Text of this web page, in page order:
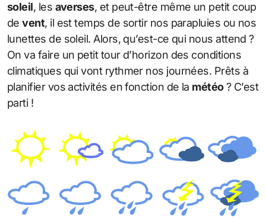
soleil, les averses, et peut-être même un petit coup
devent, il est temps de sortir nos parapluies ou nos
lunettes de soleil. Alors, qu’est-ce qui nous attend ?
On va faire un petit tour d’horizon des conditions
climatiques qui vont rythmer nos journées. Prêts à
planifier vos activités en fonction de la météo? C’est
parti !